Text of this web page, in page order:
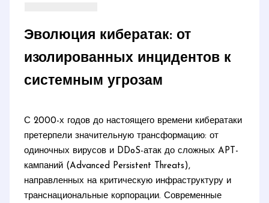
Эволюция кибератак: от
изолированных инцидентов к
системным угрозам
С 2000-х годов до настоящего времени кибератаки
претерпели значительную трансформацию: от
одиночных вирусов и DDoS-атак до сложных APT-
кампаний (Advanced Persistent Threats),
направленных на критическую инфраструктуру и
транснациональные корпорации. Современные